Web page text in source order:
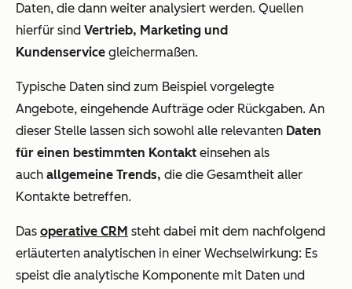
Daten, die dann weiter analysiert werden. Quellen
hierfür sind Vertrieb, Marketing und
Kundenservice gleichermaßen.
Typische Daten sind zum Beispiel vorgelegte
Angebote, eingehende Aufträge oder Rückgaben. An
dieser Stelle lassen sich sowohl alle relevanten Daten
für einen bestimmten Kontakt einsehen als
auch allgemeine Trends, die die Gesamtheit aller
Kontakte betreffen.
Das operative CRM steht dabei mit dem nachfolgend
erläuterten analytischen in einer Wechselwirkung: Es
speist die analytische Komponente mit Daten und